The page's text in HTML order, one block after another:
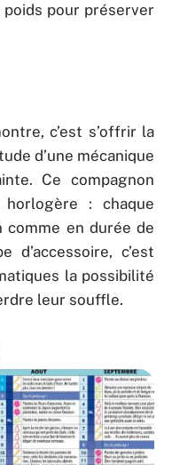
pour préserver
c’est s’offrir la
d’une mécanique
Ce compagnon
: chaque
comme en durée de
c’est
la possibilité
leur souffle.